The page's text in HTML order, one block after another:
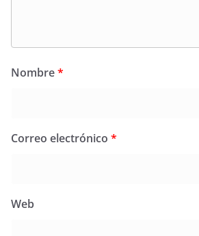
Nombre*
Correo electrónico *
Web